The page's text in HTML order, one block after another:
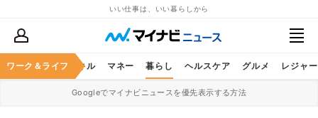
いい仕事は、いい暮らしから
ワーク＆ライフ
ア ビジネススキル マネー 暮らし ヘルスケア グルメ レジャー
Googleでマイナビニュースを優先表示する方法